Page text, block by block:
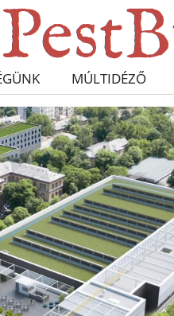
MÚLTIDÉZŐ